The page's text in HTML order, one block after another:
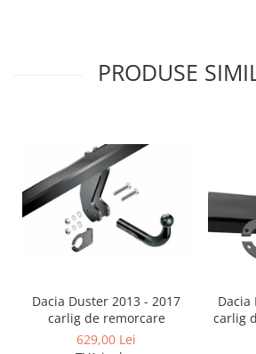
Covorase auto Seat
Covorase auto Suzuki
Covorase auto Toyota
Covorase auto Volvo
Covorase auto Vw
Cutii portbagaj
Echipamente
Generatoare curent portabile
PRODUSE
Dacia Duster 2013 - 2017
carlig de remorcare
629,00 Lei
Dacia
carlig